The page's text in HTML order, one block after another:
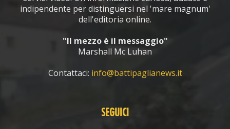
indipendente per distinguersi nel 'mare magnum'
dell'editoria online.
"Il mezzo è il messaggio"
Marshall Mc Luhan
Contattaci: info@battipaglianews.it
SEGUICI